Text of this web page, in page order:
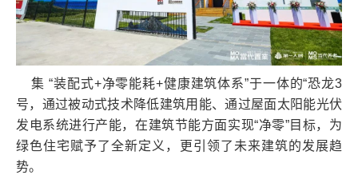
集 “装配式+净零能耗+健康建筑体系”于一体的“恐龙3
号，通过被动式技术降低建筑用能、通过屋面太阳能光伏
发电系统进行产能，在建筑节能方面实现“净零”目标，为
绿色住宅赋予了全新定义，更引领了未来建筑的发展趋
势。